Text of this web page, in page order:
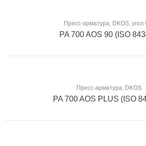
Пресс-арматура, DKOS, угол
PA 700 AOS 90 (ISO
Пресс-арматура, DKOS
PA 700 AOS PLUS (ISO